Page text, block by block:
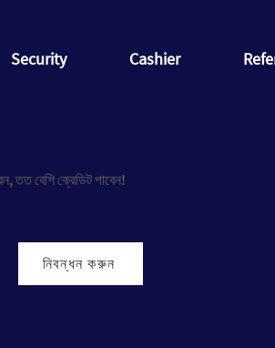
Security Cashier
তত বেশি ক্রেডিট পাবেন!
নিবন্ধন করুন